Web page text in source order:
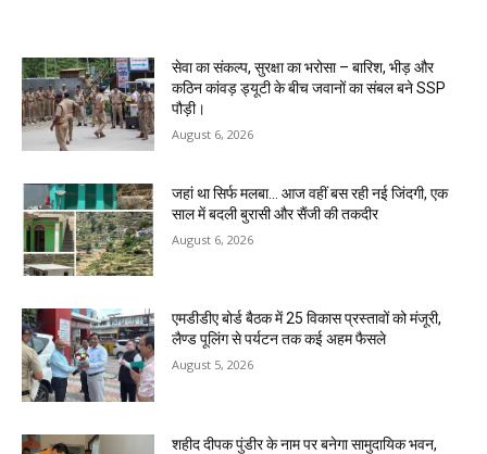
सेवा का संकल्प, सुरक्षा का भरोसा – बारिश, भीड़ और
कठिन कांवड़ ड्यूटी के बीच जवानों का संबल बने SSP
पौड़ी।
August 6, 2026
जहां था सिर्फ मलबा… आज वहीं बस रही नई जिंदगी, एक
साल में बदली बुरासी और सैंजी की तकदीर
August 6, 2026
एमडीडीए बोर्ड बैठक में 25 विकास प्रस्तावों को मंजूरी,
लैण्ड पूलिंग से पर्यटन तक कई अहम फैसले
August 5, 2026
शहीद दीपक पुंडीर के नाम पर बनेगा सामुदायिक भवन,